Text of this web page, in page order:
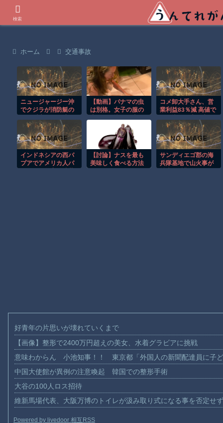
ホーム 交通事故
ニュージャージー沖
でクジラが消防艇の
衝撃映像！！
【動画】パナマの虫
は別格。女子の服の
でかすぎて(°_°)
コメ卸大手さん、営
業利益83％減 高値で
ず「損切り祭り」開
幕へ
インドネシアの西パ
プアでアメリカ人パ
【討論】ナスを最も
美味しく食べる方法
サンディエゴ郡の海
兵隊基地で山火事が
好青年の片思いが壊れていくまで
【画像】整形で2400万円超えの美女、水着グラビアに挑戦
意味わからん 小池知事！！ 東京都「外国人の新聞配達員に子
中国大使館が異例の注意喚起 韓国での整形手術
大谷の100人ロス招待
維新馬場代表、大阪万博のトイレが汲み取り式になる事を否定せ
Powered by livedoor 相互RSS
検索